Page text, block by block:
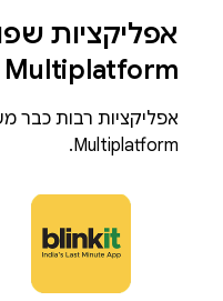
אפליקציות
Multiplatform
Multiplatform.